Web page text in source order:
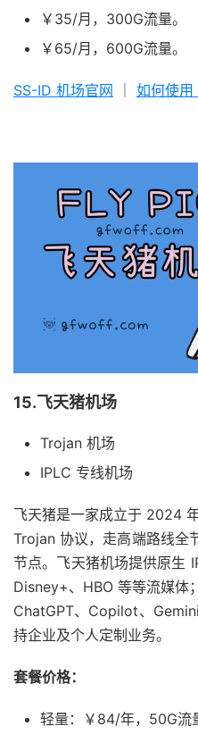
￥35/月，300G流量。
￥65/月，600G流量。
SS-ID 机场官网 如何使用
15.飞天猪机场
Trojan 机场
IPLC 专线机场
飞天猪是一家成立于 2024
Trojan 协议，走高端路线全
节点。飞天猪机场提供原生
Disney+、HBO 等等流媒体
ChatGPT、Copilot、
持企业及个人定制业务。
套餐价格：
轻量：￥84/年，50G流